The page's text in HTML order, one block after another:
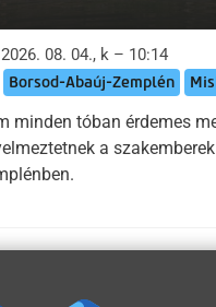
2026. 08. 04., k – 10:14
Borsod-Abaúj-Zemplén
minden tóban érdemes
a